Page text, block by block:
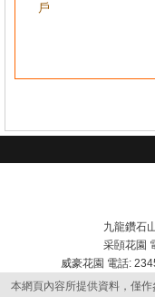
戶
九龍鑽石
采頣花園
威豪花園 電話:
本網頁內容所提供資料，僅